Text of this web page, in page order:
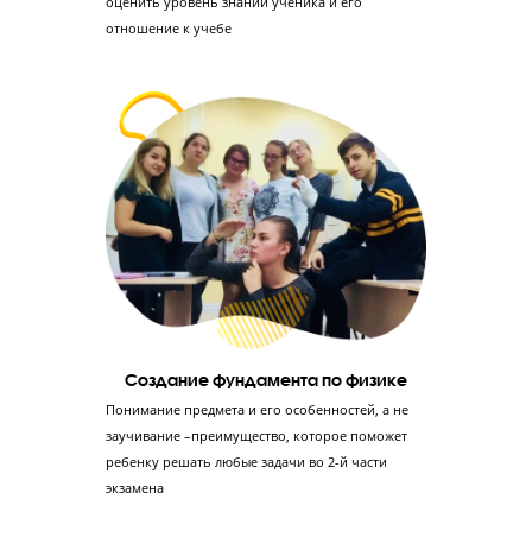
Мини-группадо 9 человек!
Ученик занимается в небольшой группе, изначально
по уровню знаний, но во время обучения он может
более сильную группу.
6 этапов подготовки к ЕГЭ по физике в